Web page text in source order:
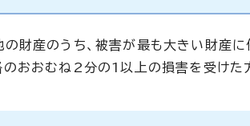
財産のうち、被害が最も大きい財産
のおおむね2分の1以上の損害を受けた